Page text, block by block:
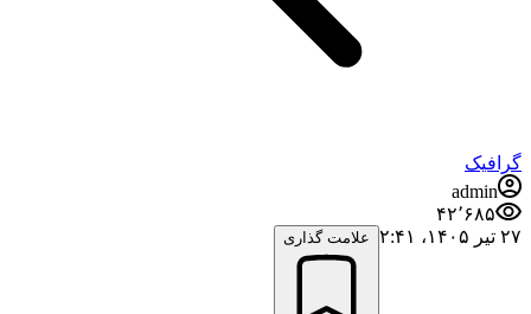
گرافیک
admin
۴۲٬۶۸۵
۲۷ تیر ۱۴۰۵،‏ ۲:۴۱
علامت گذاری